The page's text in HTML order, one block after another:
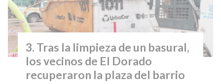
Tras la limpieza de un basural,
los vecinos de El Dorado
recuperaron la plaza del barrio